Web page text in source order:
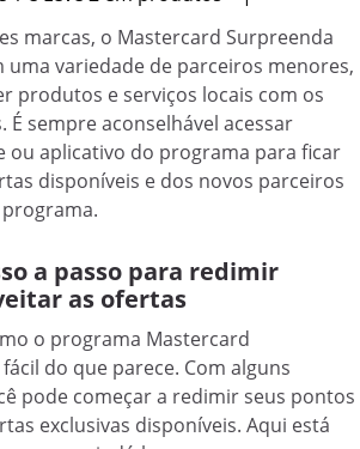
marcas, o Mastercard Surpreenda
variedade de parceiros menores,
produtos e serviços locais com os
É sempre aconselhável acessar
ou aplicativo do programa para ficar
disponíveis e dos novos parceiros
a passo para redimir
as ofertas
o programa Mastercard
do que parece. Com alguns
pode começar a redimir seus pontos
exclusivas disponíveis. Aqui está